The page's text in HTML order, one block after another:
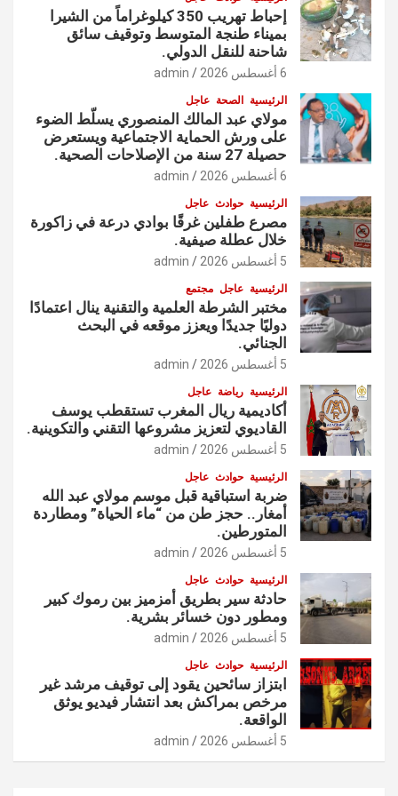
إحباط تهريب 350 كيلوغراماً من الشيرا
بميناء طنجة المتوسط وتوقيف سائق
شاحنة للنقل الدولي.
6 أغسطس 2026 admin
الرئيسية الصحة عاجل
مولاي عبد المالك المنصوري يسلّط الضوء
على ورش الحماية الاجتماعية ويستعرض
حصيلة 27 سنة من الإصلاحات الصحية.
6 أغسطس 2026 admin
الرئيسية حوادث عاجل
مصرع طفلين غرقًا بوادي درعة في زاكورة
خلال عطلة صيفية.
5 أغسطس 2026 admin
الرئيسية عاجل مجتمع
مختبر الشرطة العلمية والتقنية ينال اعتمادًا
دوليًا جديدًا ويعزز موقعه في البحث
الجنائي.
5 أغسطس 2026 admin
الرئيسية رياضة عاجل
أكاديمية ريال المغرب تستقطب يوسف
القاديوي لتعزيز مشروعها التقني والتكوينية.
5 أغسطس 2026 admin
الرئيسية حوادث عاجل
ضربة استباقية قبل موسم مولاي عبد الله
أمغار.. حجز طن من “ماء الحياة” ومطاردة
المتورطين.
5 أغسطس 2026 admin
الرئيسية حوادث عاجل
حادثة سير بطريق أمزميز بين رموك كبير
ومطور دون خسائر بشرية.
5 أغسطس 2026 admin
الرئيسية حوادث عاجل
ابتزاز سائحين يقود إلى توقيف مرشد غير
مرخص بمراكش بعد انتشار فيديو يوثق
الواقعة.
5 أغسطس 2026 admin